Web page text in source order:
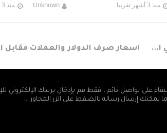
منذ 3 أشهر تقريبا Unknown منذ 3 أشهر تقريبا
اسعار صرف الدولار والعملات مقابل الجنية في السودان اليوم الأحد 12-5-2019م
على تواصل دائم ، فقط قم بإدخال بريدك الإلكتروني
يمكنك إرسال رساله بالضغط على الزر المجاور ...